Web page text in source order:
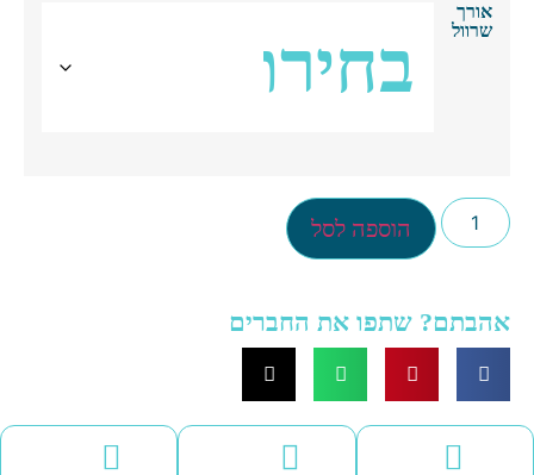
אורך
שרוול
הוספה לסל
שתפו את החברים